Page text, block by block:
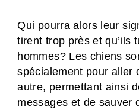
Qui pourra alors leur
tirent trop près et qu’ils
hommes? Les chiens
spécialement pour aller
autre, permettant ainsi
messages et de sauver